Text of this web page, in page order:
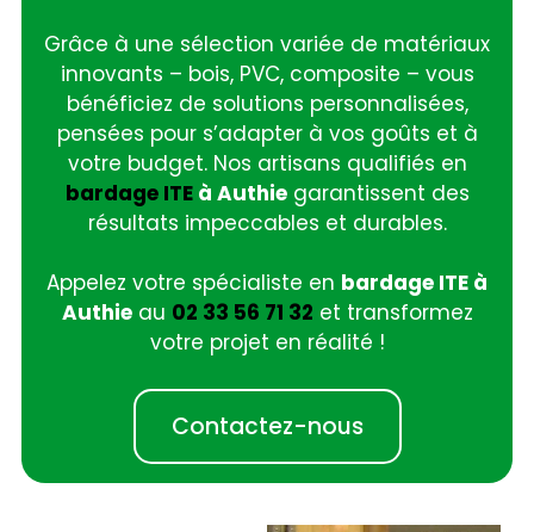
Grâce à une sélection variée de matériaux
innovants – bois, PVC, composite – vous
bénéficiez de solutions personnalisées,
pensées pour s’adapter à vos goûts et à
votre budget. Nos artisans qualifiés en
bardage ITEà Authiegarantissent des
résultats impeccables et durables.
Appelez votre spécialiste en bardage ITE à
Authieau 02 33 56 71 32 et transformez
votre projet en réalité !
Contactez-nous